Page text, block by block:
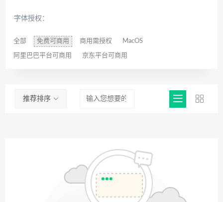
字体授权：
全部 免费可商用 商用需授权 MacOS
阿里巴巴平台可商用 京东平台可商用
推荐排序